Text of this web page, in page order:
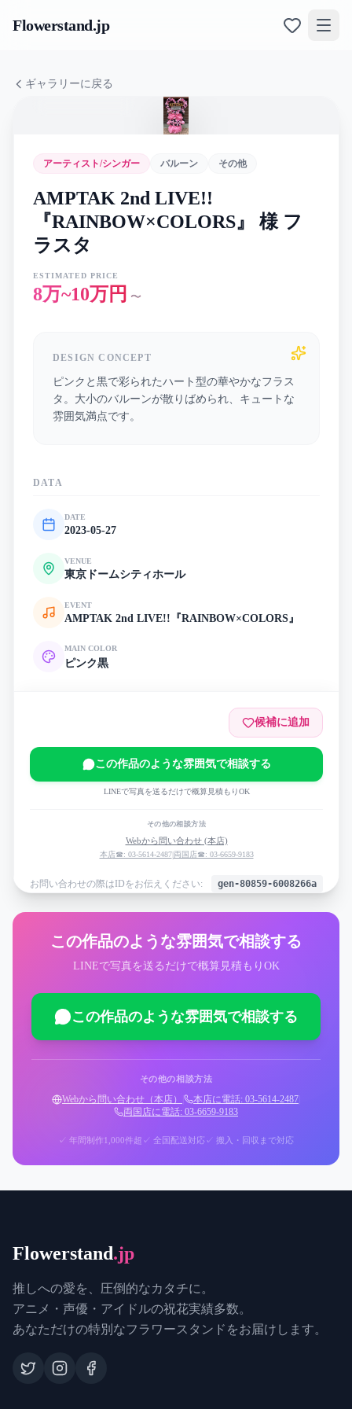
Flowerstand.jp
ギャラリーに戻る
アーティスト/シンガー バルーン その他
AMPTAK 2nd LIVE!!
『RAINBOW×COLORS』 様 フ
ラスタ
ESTIMATED PRICE
8万~10万円 〜
DESIGN CONCEPT
ピンクと黒で彩られたハート型の華やかなフラス
タ。大小のバルーンが散りばめられ、キュートな
雰囲気満点です。
DATA
DATE
2023-05-27
VENUE
東京ドームシティホール
EVENT
AMPTAK 2nd LIVE!!『RAINBOW×COLORS』
MAIN COLOR
ピンク黒
候補に追加
この作品のような雰囲気で相談する
LINEで写真を送るだけで概算見積もりOK
その他の相談方法
Webから問い合わせ (本店)
本店☎: 03-5614-2487|両国店☎: 03-6659-9183
お問い合わせの際はIDをお伝えください: gen-80859-6008266a
この作品のような雰囲気で相談する
LINEで写真を送るだけで概算見積もりOK
この作品のような雰囲気で相談する
その他の相談方法
Webから問い合わせ（本店） 本店に電話: 03-5614-2487
両国店に電話: 03-6659-9183
✓ 年間制作1,000件超 ✓ 全国配送対応 ✓ 搬入・回収まで対応
Flowerstand.jp
推しへの愛を、圧倒的なカタチに。
アニメ・声優・アイドルの祝花実績多数。
あなただけの特別なフラワースタンドをお届けします。